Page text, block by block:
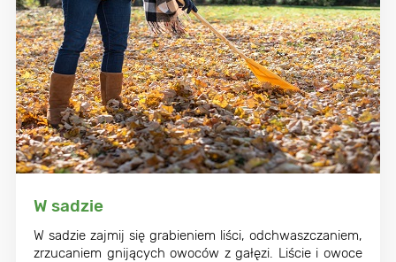
W sadzie
W sadzie zajmij się grabieniem liści, odchwaszczaniem,
zrzucaniem gnijących owoców z gałęzi. Liście i owoce